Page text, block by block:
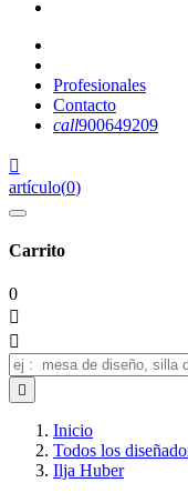
Profesionales
Contacto
call900649209

artículo(0)
Carrito
0



Inicio
Todos los
Ilja Huber